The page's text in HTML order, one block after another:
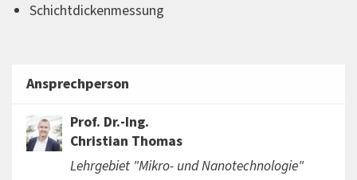
Schichtdickenmessung
Ansprechperson
Prof. Dr.-Ing.
Christian Thomas
Lehrgebiet "Mikro- und Nanotechnologie"